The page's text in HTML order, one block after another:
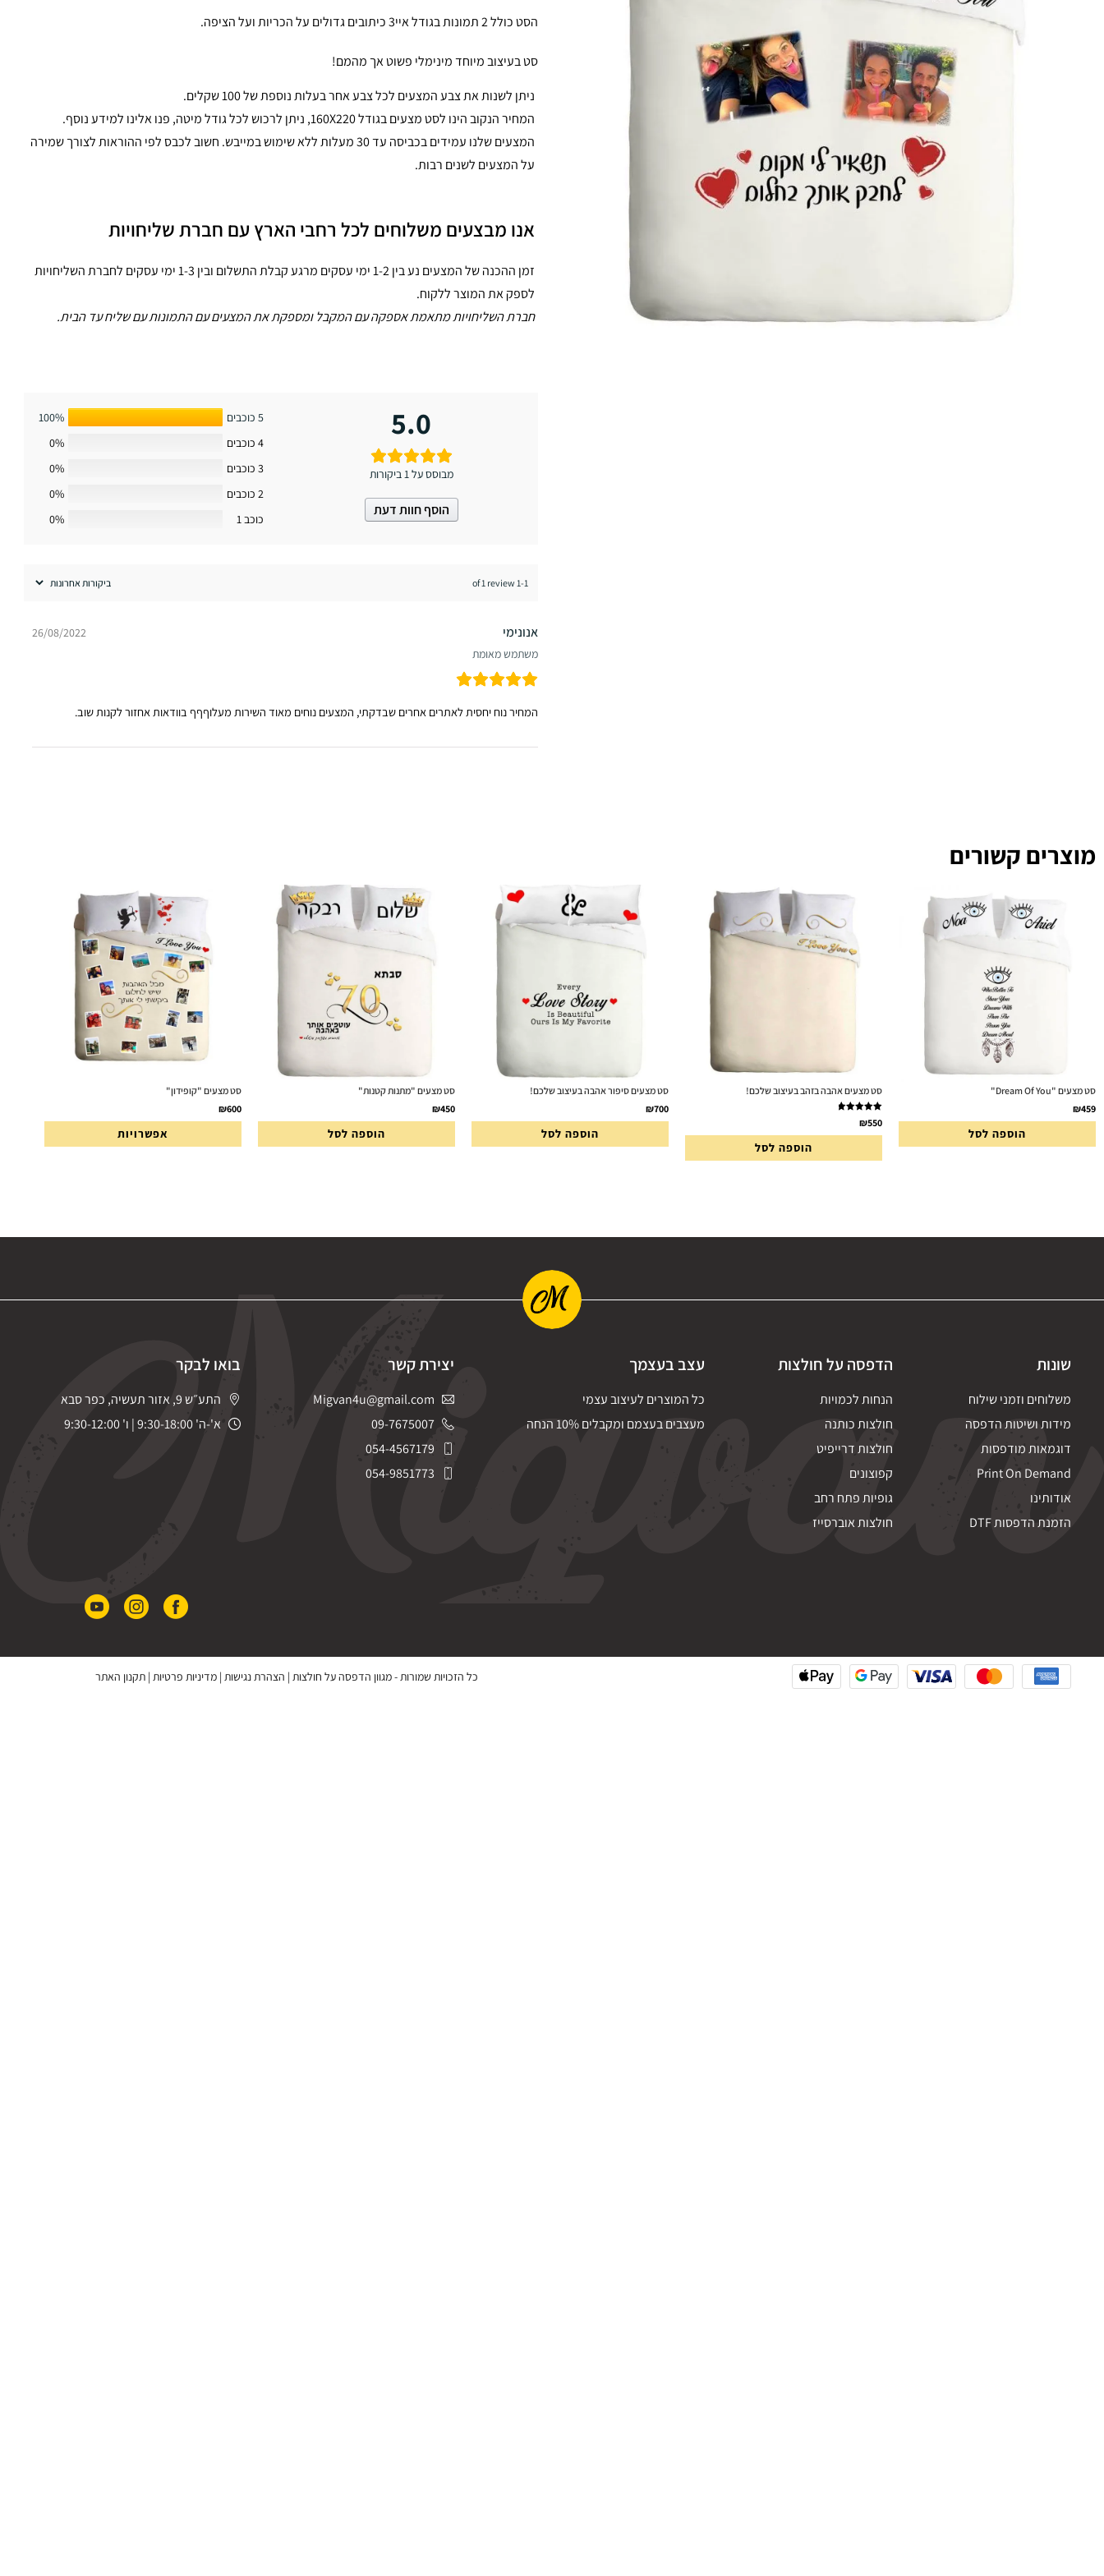
הסט כולל 2 תמונות בגודל איי3 כיתובים גדולים על הכריות ועל הציפה.
סט בעיצוב מיוחד מינימלי פשוט אך מהמם!
ניתן לשנות את צבע המצעים לכל צבע אחר בעלות נוספת של 100 שקלים.
המחיר הנקוב הינו לסט מצעים בגודל 160X220, ניתן לרכוש לכל גודל מיטה, פנו אלינו למידע נוסף.
המצעים שלנו עמידים בכביסה עד 30 מעלות ללא שימוש במייבש. חשוב לכבס לפי ההוראות לצורך שמירה
על המצעים לשנים רבות.
אנו מבצעים משלוחים לכל רחבי הארץ עם חברת שליחויות
זמן ההכנה של המצעים נע בין 1-2 ימי עסקים מרגע קבלת התשלום ובין 1-3 ימי עסקים לחברת השליחויות
לספק את המוצר ללקוח.
חברת השליחויות מתאמת אספקה עם המקבל ומספקת את המצעים עם התמונות עם שליח עד הבית.
5.0
מבוסס על 1 ביקורות
הוסף חוות דעת
5 כוכבים
100%
4 כוכבים
0%
3 כוכבים
0%
2 כוכבים
0%
כוכב 1
0%
1-1 of 1 review
אנונימי
משתמש מאומת
26/08/2022
המחיר נוח יחסית לאתרים אחרים שבדקתי, המצעים נוחים מאוד השירות מעלוףףף בוודאות אחזור לקנות שוב.
מוצרים קשורים
סט מצעים "Dream Of You"
₪459
הוספה לסל
סט מצעים אהבה בזהב בעיצוב שלכם!
דורג5.00
₪550
הוספה לסל
סט מצעים סיפור אהבה בעיצוב שלכם!
₪700
הוספה לסל
סט מצעים "מתנות קטנות"
₪450
הוספה לסל
סט מצעים "קופידון"
₪600
אפשרויות
שונות
משלוחים וזמני שילוח
מידות ושיטות הדפסה
דוגמאות מודפסות
Print On Demand
אודותינו
הזמנת הדפסות DTF
הדפסה על חולצות
הנחות לכמויות
חולצות כותנה
חולצות דרייפיט
קפוצונים
גופיות פתח רחב
חולצות אוברסייז
עצב בעצמך
כל המוצרים לעיצוב עצמי
מעצבים בעצמם ומקבלים 10% הנחה
יצירת קשר
Migvan4u@gmail.com
09-7675007
054-4567179
054-9851773
בואו לבקר
התע״ש 9, אזור תעשיה, כפר סבא
א'-ה' 9:30-18:00 | ו' 9:30-12:00
כל הזכויות שמורות -מגוון הדפסה על חולצות | הצהרת נגישות |מדיניות פרטיות |תקנון האתר